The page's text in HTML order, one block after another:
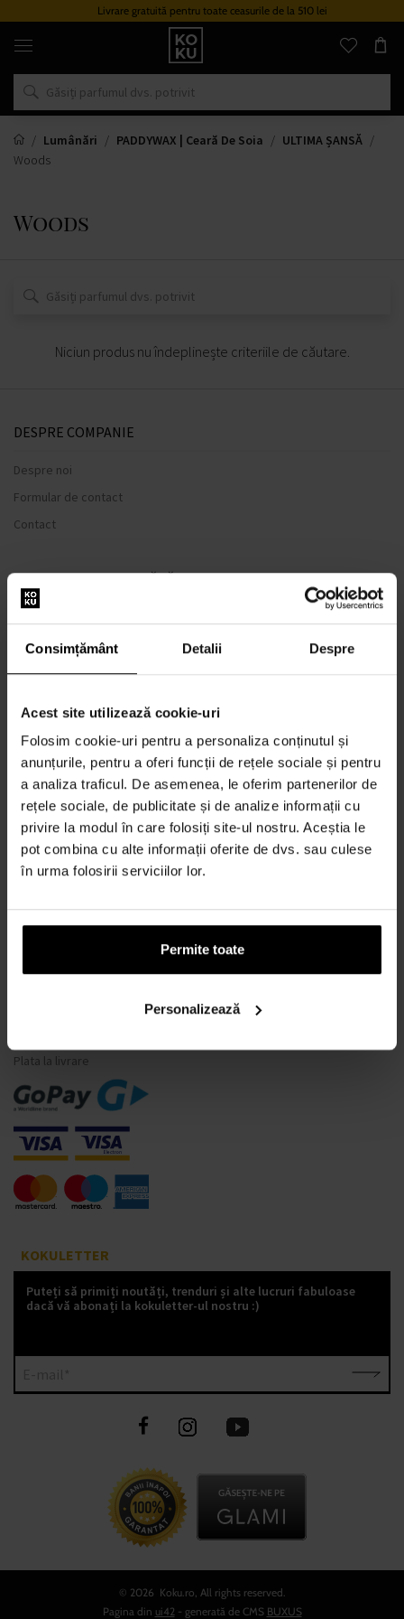
Consimțământ Detalii Despre
Acest site utilizează cookie-uri
Folosim cookie-uri pentru a personaliza conținutul și
anunțurile, pentru a oferi funcții de rețele sociale și pentru
a analiza traficul. De asemenea, le oferim partenerilor de
rețele sociale, de publicitate și de analize informații cu
privire la modul în care folosiți site-ul nostru. Aceștia le
pot combina cu alte informații oferite de dvs. sau culese
în urma folosirii serviciilor lor.
Permite toate
Personalizează
Livrare gratuită pentru toate ceasurile de la 510 lei
Parfumuri
ceasuri
originale
într-
singur
loc
Lumânări PADDYWAX | Ceară De Soia
ULTIMA ȘANSĂ
Woods
Woods
Niciun produs nu îndeplinește criteriile de căutare.
DESPRE COMPANIE
Despre noi
Formular de contact
Contact
TOTUL DESPRE CUMPĂRĂTURI
Termeni și condiții
Politica de Confidențialitate
Când voi primi produsele comandate?
De ce parfumuri de la noi?
Rezistenta la apa
Ce este un tester de parfum?
Doar parfumuri originale
De ce să vă înregistrați la noi?
Plata la livrare
KOKULETTER
Puteți să primiți noutăți, trenduri și alte lucruri fabuloase
dacă vă abonați la kokuletter-ul nostru :)
© 2026 Koku.ro, All rights reserved.
Pagina din ui42 - generată de CMS BUXUS